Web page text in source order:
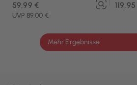
UVP 89,00 €
59,99 €
Mehr Ergebnisse